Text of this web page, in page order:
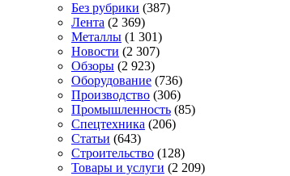
Без рубрики (387)
Лента (2 369)
Металлы (1 301)
Новости (2 307)
Обзоры (2 923)
Оборудование (736)
Производство (306)
Промышленность (85)
Спецтехника (206)
Статьи (643)
Строительство (128)
Товары и услуги (2 209)